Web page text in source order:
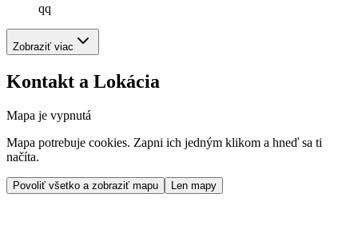
qq
Zobraziť viac
Kontakt a Lokácia
Mapa je vypnutá
Mapa potrebuje cookies. Zapni ich jedným klikom a hneď sa ti
načíta.
Povoliť všetko a zobraziť mapu Len mapy